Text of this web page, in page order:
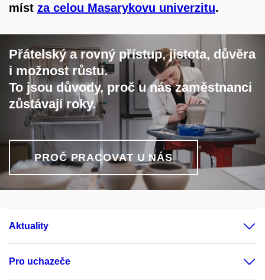
míst za celou Masarykovu univerzitu.
Přátelský a rovný přístup, jistota, důvěra
i možnost růstu.
To jsou důvody, proč u nás zaměstnanci
zůstávají roky.
PROČ PRACOVAT U NÁS
Aktuality
Pro uchazeče